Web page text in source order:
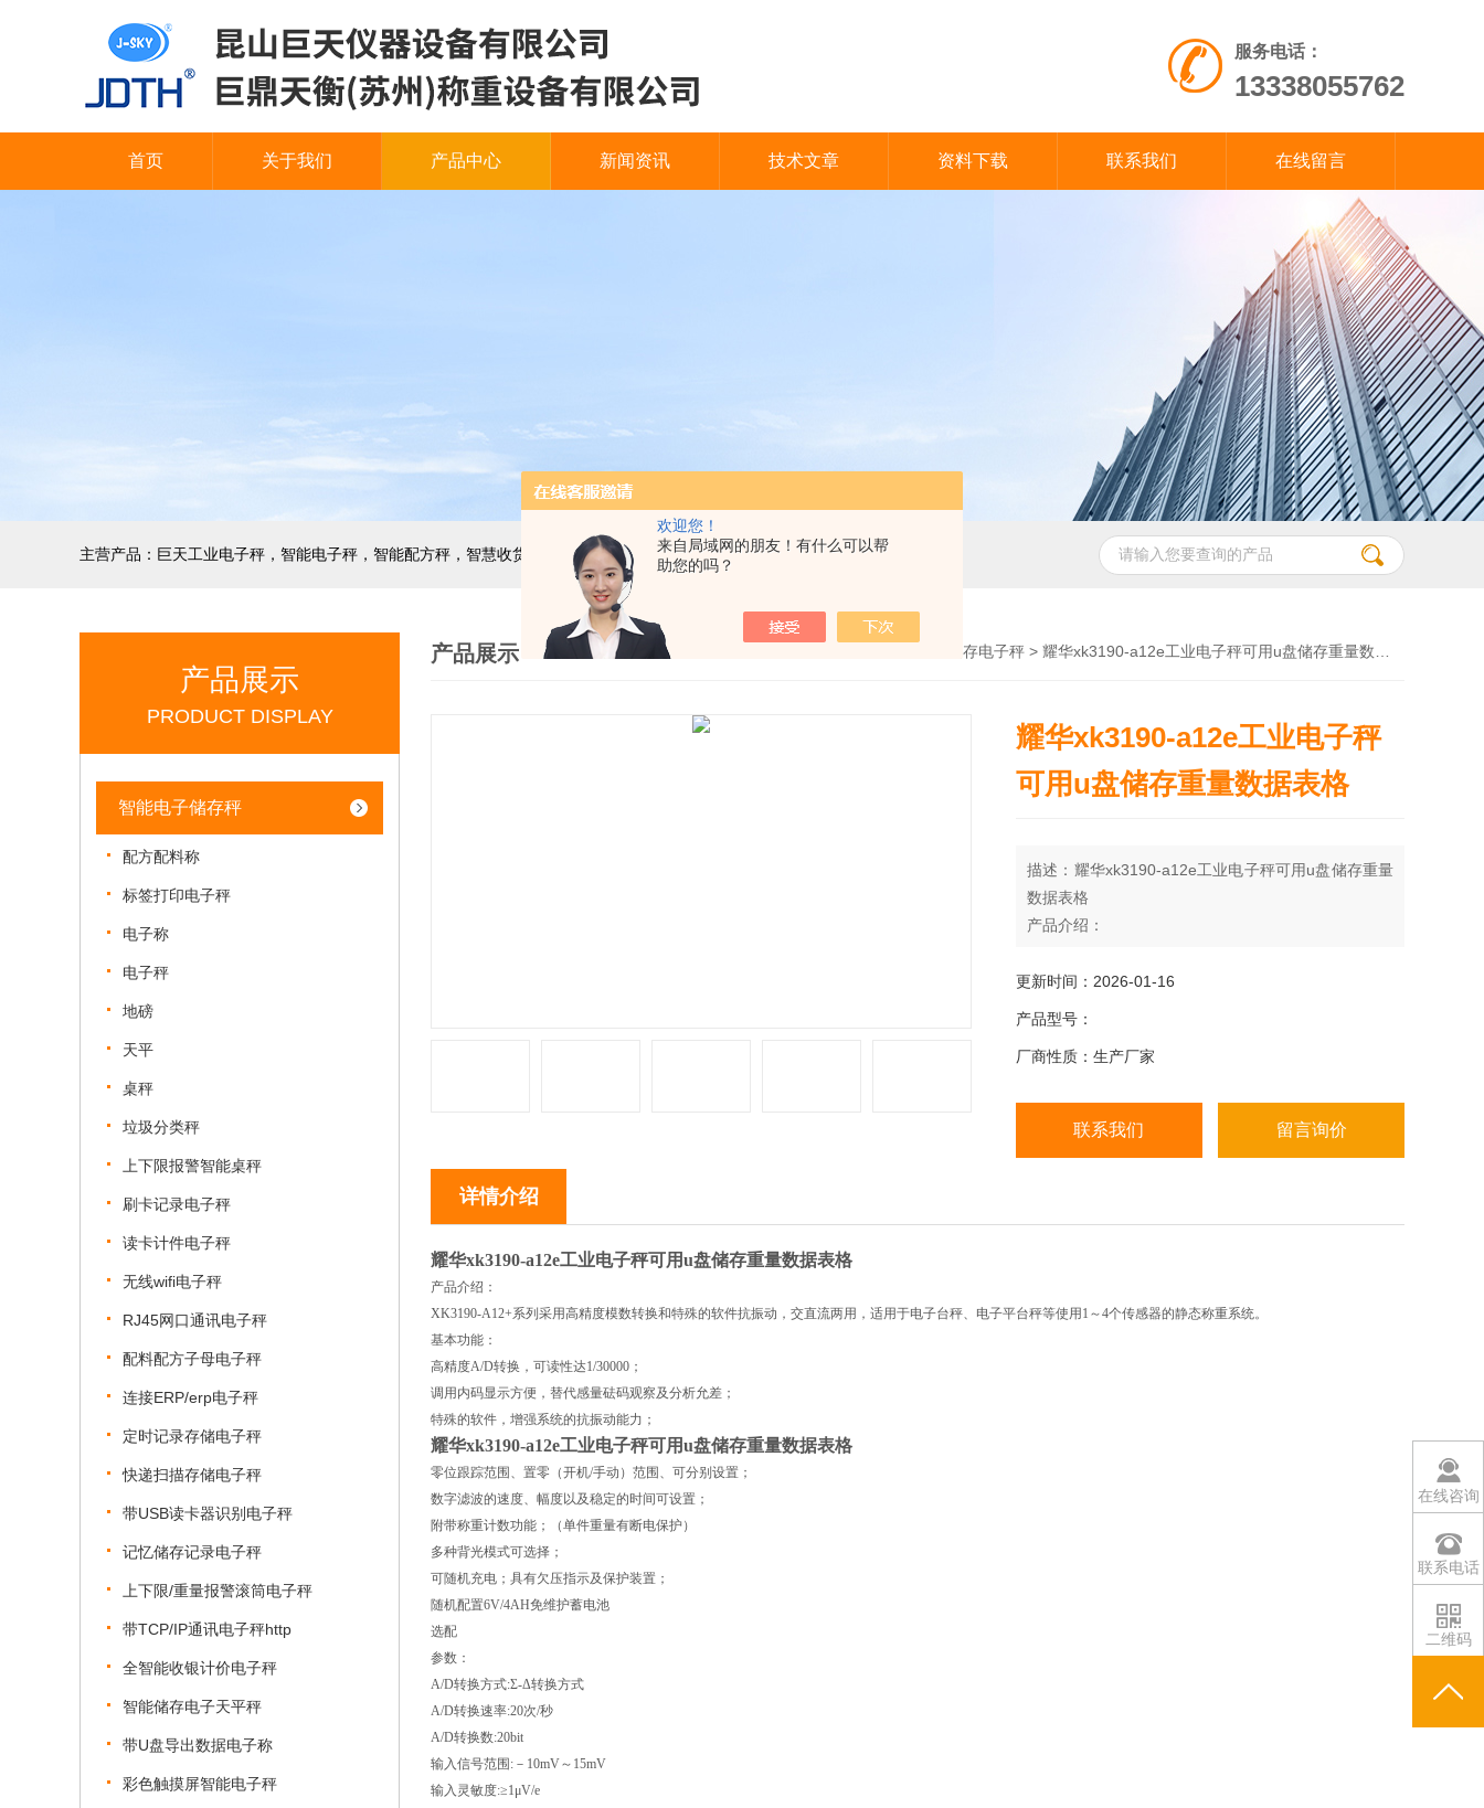
欢迎您！
来自局域网的朋友！有什么可以帮
助您的吗？
服务电话：
13338055762
首页 关于我们 产品中心 新闻资讯 技术文章 资料下载 联系我们 在线留言
主营产品：巨天工业电子秤，智能电子秤，智能配方秤，智慧收货秤，自动称重机，精密电子天平，电子台秤，电子地磅，电子桌秤，在线称重设备等衡器的软硬件研发与非标定制
产品展示
PRODUCT DISPLAY
智能电子储存秤
配方配料称
标签打印电子秤
电子称
电子秤
地磅
天平
桌秤
垃圾分类秤
上下限报警智能桌秤
刷卡记录电子秤
读卡计件电子秤
无线wifi电子秤
RJ45网口通讯电子秤
配料配方子母电子秤
连接ERP/erp电子秤
定时记录存储电子秤
快递扫描存储电子秤
带USB读卡器识别电子秤
记忆储存记录电子秤
上下限/重量报警滚筒电子秤
带TCP/IP通讯电子秤http
全智能收银计价电子秤
智能储存电子天平秤
带U盘导出数据电子称
彩色触摸屏智能电子秤
产品展示 首页 产品展示 全智能自动储存电子秤> 耀华xk3190-a12e工业电子秤可用u盘储存重量数据表格
耀华xk3190-a12e工业电子秤
可用u盘储存重量数据表格
描述：耀华xk3190-a12e工业电子秤可用u盘储存重量
数据表格
产品介绍：
抗振动，交直流两用，适用于电子台秤、电子平台秤
等使用1～4个传感器的静态称重系统。
高精度A/D转换，可读性达1/30000；
特殊的软件，增强系统的抗振动能力；
更新时间：2026-01-16
产品型号：
厂商性质：生产厂家
联系我们 留言询价
详情介绍
耀华xk3190-a12e工业电子秤可用u盘储存重量数据表格
产品介绍：
XK3190-A12+系列采用高精度模数转换和特殊的软件抗振动，交直流两用 ， 适用于电子台秤、电子平台秤等使用1～4个传感器的静态称重系统。
基本功能：
高精度A/D转换，可读性达1/30000；
调用内码显示方便，替代感量砝码观察及分析允差；
特殊的软件，增强系统的抗振动能力；
耀华xk3190-a12e工业电子秤可用u盘储存重量数据表格
零位跟踪范围、置零（开机/手动）范围、可分别设置；
数字滤波的速度、幅度以及稳定的时间可设置；
附带称重计数功能；（单件重量有断电保护）
多种背光模式可选择；
可随机充电；具有欠压指示及保护装置；
随机配置6V/4AH免维护蓄电池
选配
参数：
A/D转换方式:Σ-Δ转换方式
A/D转换速率:20次/秒
A/D转换数:20bit
输入信号范围:－10mV～15mV
输入灵敏度:≥1μV/e
在线咨询
联系电话
二维码